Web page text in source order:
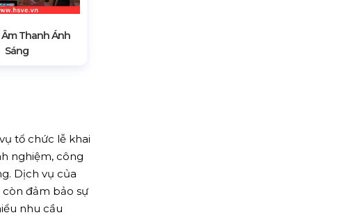
Thanh Ánh
Sáng
tổ chức lễ khai
nghiệm, công
Dịch vụ của
đảm bảo sự
nhu cầu